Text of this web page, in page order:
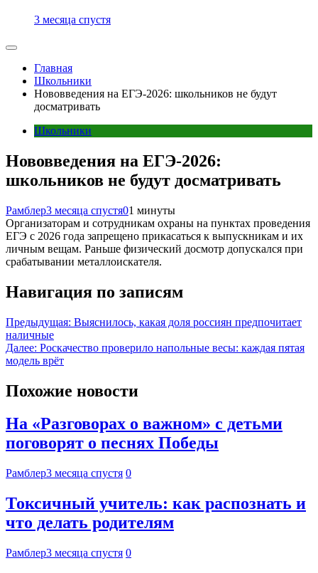
3 месяца спустя
Главная
Школьники
Нововведения на ЕГЭ-2026: школьников не будут
досматривать
Школьники
Нововведения на ЕГЭ-2026:
школьников не будут досматривать
Рамблер3 месяца спустя01 минуты
Организаторам и сотрудникам охраны на пунктах проведения
ЕГЭ с 2026 года запрещено прикасаться к выпускникам и их
личным вещам. Раньше физический досмотр допускался при
срабатывании металлоискателя.
Навигация по записям
Предыдущая: Выяснилось, какая доля россиян предпочитает
наличные
Далее: Роскачество проверило напольные весы: каждая пятая
модель врёт
Похожие новости
На «Разговорах о важном» с детьми
поговорят о песнях Победы
Рамблер3 месяца спустя 0
Токсичный учитель: как распознать и
что делать родителям
Рамблер3 месяца спустя 0